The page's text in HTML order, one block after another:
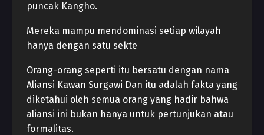
puncak Kangho.
Mereka mampu mendominasi setiap wilayah
hanya dengan satu sekte
Orang-orang seperti itu bersatu dengan nama
Aliansi Kawan Surgawi Dan itu adalah fakta yang
diketahui oleh semua orang yang hadir bahwa
aliansi ini bukan hanya untuk pertunjukan atau
formalitas.